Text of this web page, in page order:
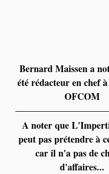
Bernard Maissen a
été rédacteur en chef
OFCOM
A noter que
peut pas prétendre à
car il n'a pas de
d'affaires...